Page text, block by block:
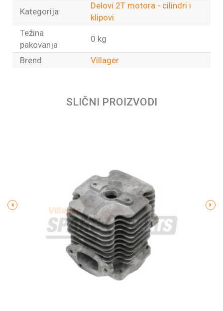
Kategorija
Delovi 2T motora - cilindri i
klipovi
Težina
pakovanja
0 kg
Brend Villager
POŠALJI
SLIČNI PROIZVODI